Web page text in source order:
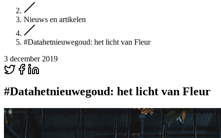
Nieuws en artikelen
#Datahetnieuwegoud: het licht van Fleur
3 december 2019
#Datahetnieuwegoud: het licht van Fleur